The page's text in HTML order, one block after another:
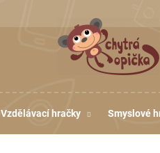
Vzdělávací hračky Smyslové